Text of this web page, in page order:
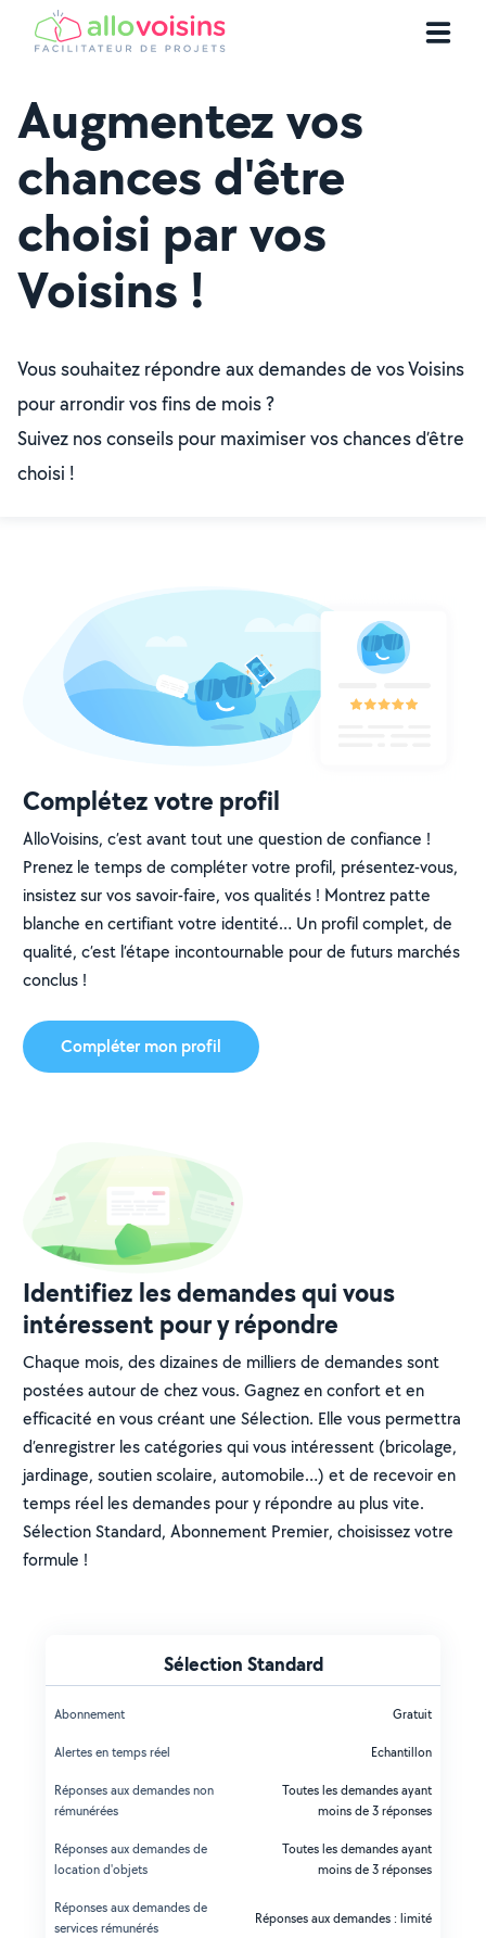
Augmentez vos
chances d'être
choisi par vos
Voisins !
Vous souhaitez répondre aux demandes de vos Voisins
pour arrondir vos fins de mois ?
Suivez nos conseils pour maximiser vos chances d’être
choisi !
Complétez votre profil
AlloVoisins, c’est avant tout une question de confiance !
Prenez le temps de compléter votre profil, présentez-vous,
insistez sur vos savoir-faire, vos qualités ! Montrez patte
blanche en certifiant votre identité… Un profil complet, de
qualité, c’est l’étape incontournable pour de futurs marchés
conclus !
Compléter mon profil
Identifiez les demandes qui vous
intéressent pour y répondre
Chaque mois, des dizaines de milliers de demandes sont
postées autour de chez vous. Gagnez en confort et en
efficacité en vous créant une Sélection. Elle vous permettra
d’enregistrer les catégories qui vous intéressent (bricolage,
jardinage, soutien scolaire, automobile…) et de recevoir en
temps réel les demandes pour y répondre au plus vite.
Sélection Standard, Abonnement Premier, choisissez votre
formule !
Sélection Standard
Abonnement Gratuit
Alertes en temps réel Echantillon
Réponses aux demandes non
rémunérées
Toutes les demandes ayant
moins de 3 réponses
Réponses aux demandes de
location d'objets
Toutes les demandes ayant
moins de 3 réponses
Réponses aux demandes de
services rémunérés
Réponses aux demandes : limité